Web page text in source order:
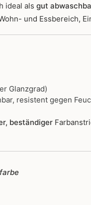
ideal als gut
und Essbereich,
Glanzgrad)
resistent gegen
beständiger